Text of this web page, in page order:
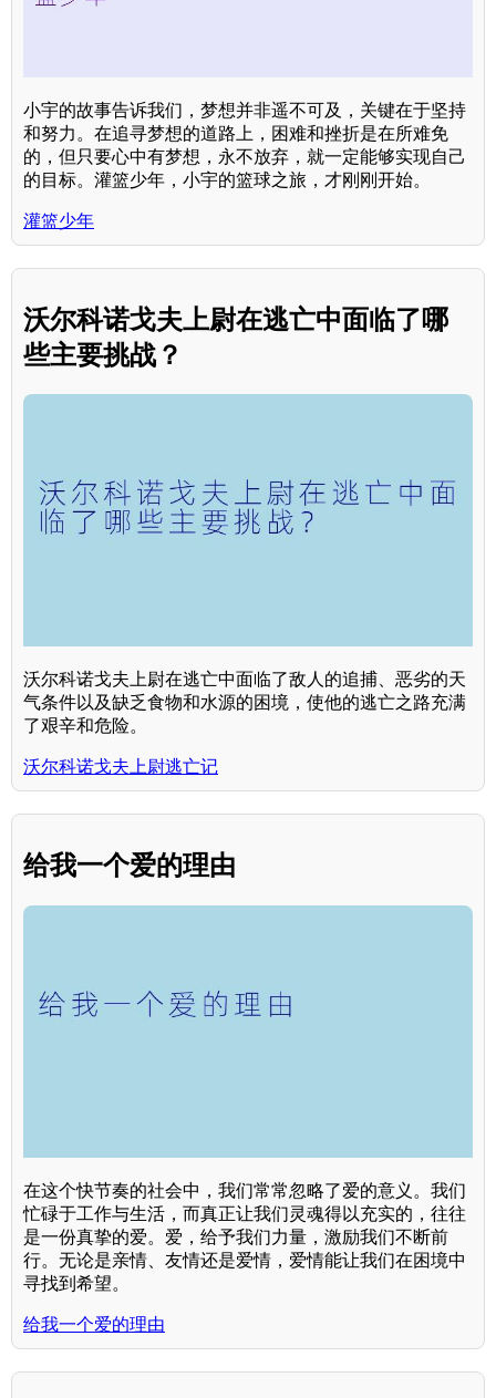
小宇的故事告诉我们，梦想并非遥不可及，关键在于坚持
和努力。在追寻梦想的道路上，困难和挫折是在所难免
的，但只要心中有梦想，永不放弃，就一定能够实现自己
的目标。灌篮少年，小宇的篮球之旅，才刚刚开始。
灌篮少年
沃尔科诺戈夫上尉在逃亡中面临了哪
些主要挑战？
沃尔科诺戈夫上尉在逃亡中面临了敌人的追捕、恶劣的天
气条件以及缺乏食物和水源的困境，使他的逃亡之路充满
了艰辛和危险。
沃尔科诺戈夫上尉逃亡记
给我一个爱的理由
在这个快节奏的社会中，我们常常忽略了爱的意义。我们
忙碌于工作与生活，而真正让我们灵魂得以充实的，往往
是一份真挚的爱。爱，给予我们力量，激励我们不断前
行。无论是亲情、友情还是爱情，爱情能让我们在困境中
寻找到希望。
给我一个爱的理由